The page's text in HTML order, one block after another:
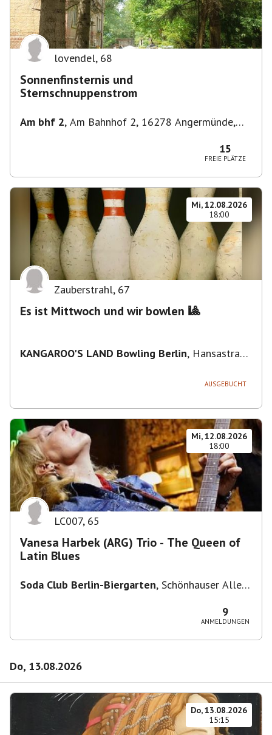
lovendel, 68
Sonnenfinsternis und
Sternschnuppenstrom
Am bhf 2, Am Bahnhof 2, 16278 Angermünde,
15
FREIE PLÄTZE
Mi, 12.08.2026
18:00
Zauberstrahl, 67
Es ist Mittwoch und wir bowlen 🎱
KANGAROO'S LAND Bowling Berlin, Hansastraße
AUSGEBUCHT
Mi, 12.08.2026
18:00
LC007, 65
Vanesa Harbek (ARG) Trio - The Queen of
Latin Blues
Soda Club Berlin-Biergarten, Schönhauser Allee
9
ANMELDUNGEN
Do, 13.08.2026
Do, 13.08.2026
15:15